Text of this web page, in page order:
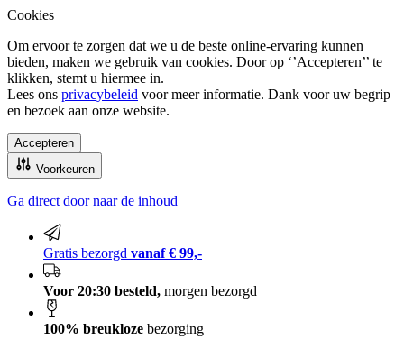
Cookies
Om ervoor te zorgen dat we u de beste online-ervaring kunnen
bieden, maken we gebruik van cookies. Door op ‘’Accepteren’’ te
klikken, stemt u hiermee in.
Lees ons privacybeleid voor meer informatie. Dank voor uw begrip
en bezoek aan onze website.
Accepteren
Voorkeuren
100% breukloze bezorging
Ga direct door naar de inhoud
Gratis bezorgd vanaf € 99,-
Voor 20:30 besteld, morgen bezorgd
100% breukloze bezorging